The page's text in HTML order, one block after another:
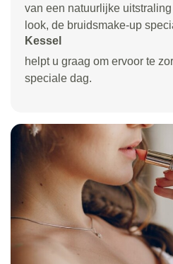
van een natuurlijke
look, de bruidsmake-up
Kessel
helpt u graag om ervoor te
speciale dag.